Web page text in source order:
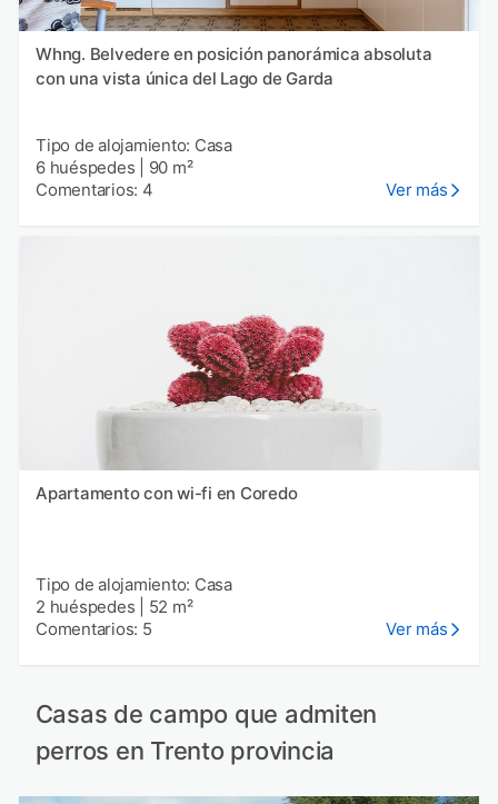
Whng. Belvedere en posición panorámica absoluta
con una vista única del Lago de Garda
Tipo de alojamiento: Casa
6 huéspedes
90 m²
Comentarios: 4
Ver más
Apartamento con wi-fi en Coredo
Tipo de alojamiento: Casa
2 huéspedes
52 m²
Comentarios: 5
Ver más
Casas de campo que admiten
perros en Trento provincia